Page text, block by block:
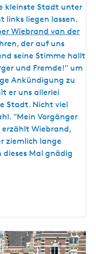
kleinste Stadt unter
links liegen lassen.
Wiebrand van der
der auf uns
seine Stimme hallt
und Fremde!" um
Ankündigung zu
er uns allerlei
Stadt. Nicht viel
"Mein Vorgänger
Wiebrand,
ziemlich lange
Mal gnädig